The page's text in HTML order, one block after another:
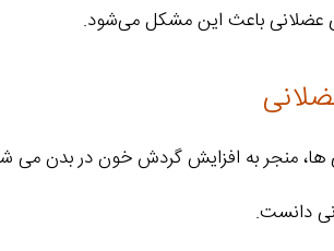
باعث این مشکل می‌شود.
ها، منجر به افزایش گردش خون در بدن
دانست.